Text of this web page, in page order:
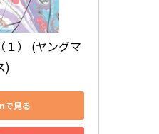
１） (ヤングマ
)
見る